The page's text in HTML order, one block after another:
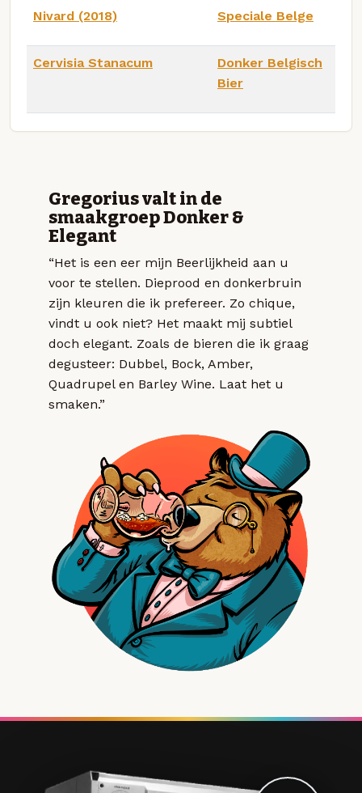
Nivard (2018) Speciale Belge
Cervisia Stanacum
Donker Belgisch
Bier
Gregorius valt in de
smaakgroep Donker &
Elegant
“Het is een eer mijn Beerlijkheid aan u
voor te stellen. Dieprood en donkerbruin
zijn kleuren die ik prefereer. Zo chique,
vindt u ook niet? Het maakt mij subtiel
doch elegant. Zoals de bieren die ik graag
degusteer: Dubbel, Bock, Amber,
Quadrupel en Barley Wine. Laat het u
smaken.”